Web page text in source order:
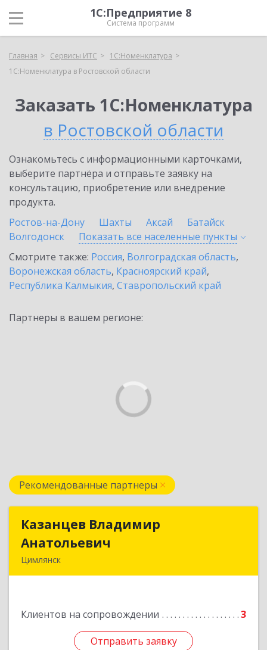
1С:Предприятие 8
Система программ
Главная Сервисы ИТС
1С:Номенклатура
1С:Номенклатура в Ростовской области
Заказать 1С:Номенклатура
в Ростовской области
Ознакомьтесь с информационными карточками,
выберите партнёра и отправьте заявку на
консультацию, приобретение или внедрение
продукта.
Ростов-на-Дону
Шахты Аксай
Батайск
Волгодонск
Показать все населенные пункты
Смотрите также: Россия, Волгоградская область,
Воронежская область, Красноярский край,
Республика Калмыкия, Ставропольский край
Партнеры в вашем регионе:
Рекомендованные партнеры
Казанцев Владимир
Анатольевич
Цимлянск
Клиентов на сопровождении 3
Отправить заявку
Казанцев Владимир
Подробнее
Отправить заявку